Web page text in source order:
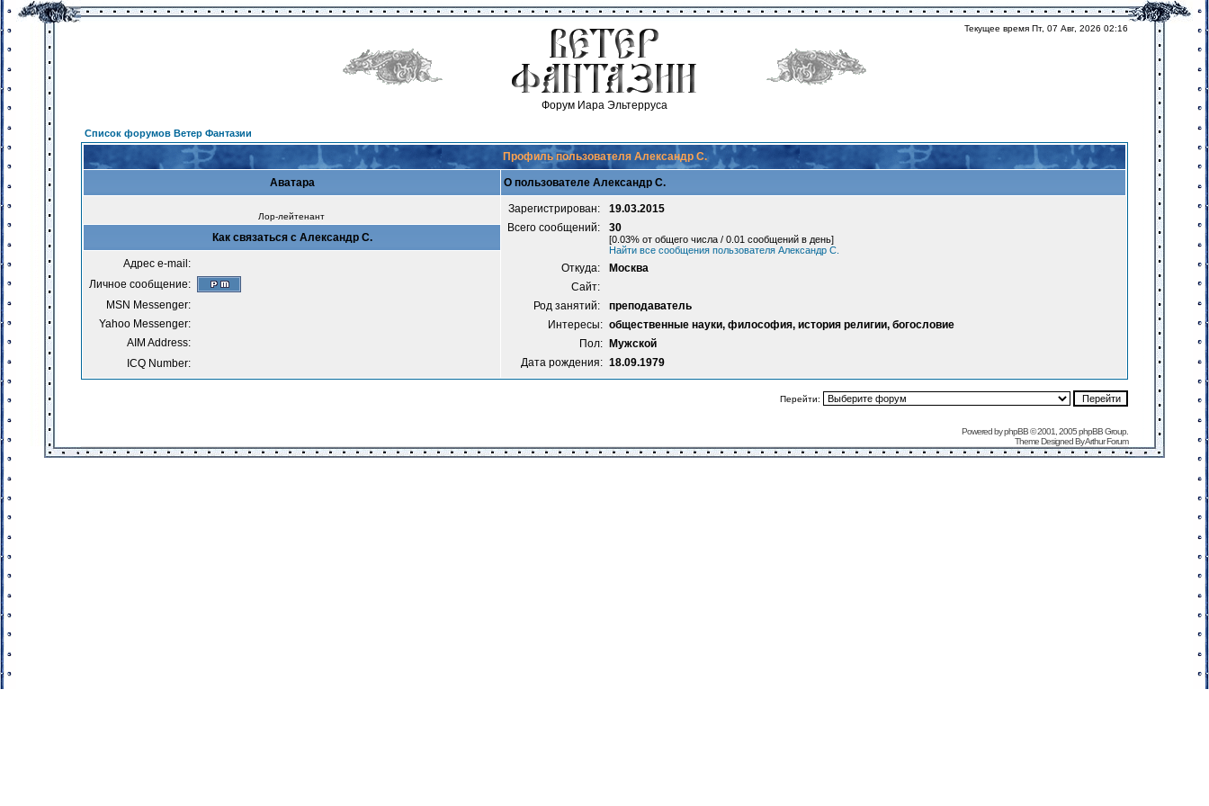
Форум Иара Эльтерруса
Текущее время Пт, 07 Авг, 2026 02:16
Список форумов Ветер Фантазии
Профиль пользователя Александр С.
Аватара О пользователе Александр С.
Лор-лейтенант
Зарегистрирован:
19.03.2015
Всего сообщений:
30
[0.03% от общего числа / 0.01 сообщений в день]
Найти все сообщения пользователя Александр С.
Откуда:
Москва
Сайт:
Род занятий:
преподаватель
Интересы: общественные науки, философия, история религии, богословие
Пол:
Мужской
Дата рождения: 18.09.1979
Как связаться с Александр С.
Адрес e-mail:
Личное сообщение:
MSN Messenger:
Yahoo Messenger:
AIM Address:
ICQ Number:
Перейти:
Powered byphpBB© 2001, 2005 phpBB Group.
Theme Designed ByArthur Forum